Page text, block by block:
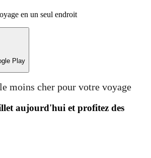
en un seul endroit
Play
moins cher pour votre voyage
aujourd'hui et profitez des